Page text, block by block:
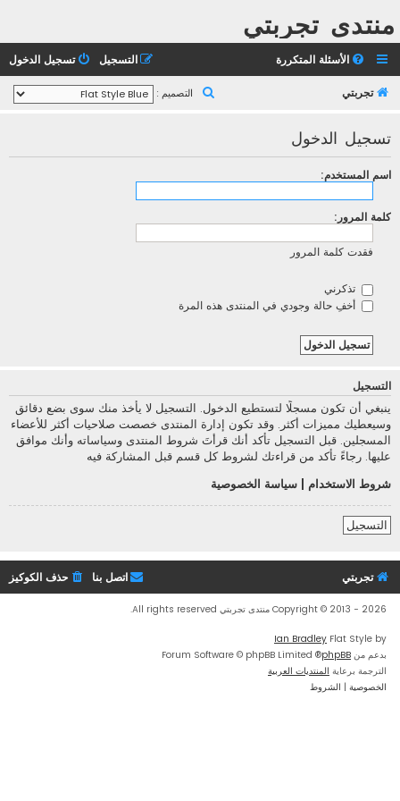
منتدى تجربتي
الأسئلة المتكررة تسجيل الدخول التسجيل
تجربتي التصميم :
تسجيل الدخول
اسم المستخدم:
كلمة المرور:
فقدت كلمة المرور
تذكرني
أخفِ حالة وجودي في المنتدى هذه المرة
التسجيل
ينبغي أن تكون مسجلًا لتستطيع الدخول. التسجيل لا يأخذ منك سوى بضع دقائق
وسيعطيك مميزات أكثر. وقد تكون إدارة المنتدى خصصت صلاحيات أكثر للأعضاء
المسجلين. قبل التسجيل تأكد أنك قرأتَ شروط المنتدى وسياساته وأنك موافق
عليها. رجاءً تأكد من قراءتك لشروط كل قسم قبل المشاركة فيه
شروط الاستخدام
سياسة الخصوصية
التسجيل
تجربتي حذف الكوكيز اتصل بنا
Copyright © 2013 - 2026 منتدى تجربتي All rights reserved.
Flat Style by
Ian Bradley
بدعم من phpBB
® Forum Software © phpBB Limited
الترجمة برعاية المنتديات العربية
الخصوصية | الشروط